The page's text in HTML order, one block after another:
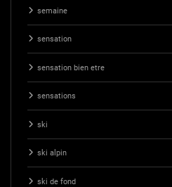
semaine
sensation
sensation bien etre
sensations
ski
ski alpin
ski de fond